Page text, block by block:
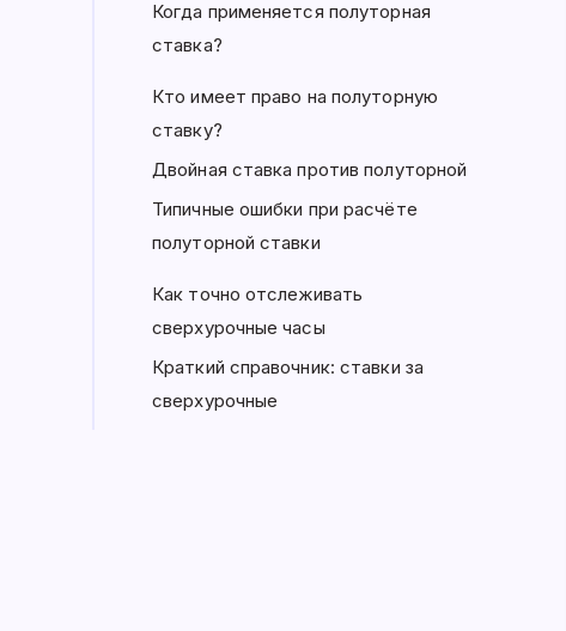
Когда применяется полуторная
ставка?
Кто имеет право на полуторную
ставку?
Двойная ставка против полуторной
Типичные ошибки при расчёте
полуторной ставки
Как точно отслеживать
сверхурочные часы
Краткий справочник: ставки за
сверхурочные